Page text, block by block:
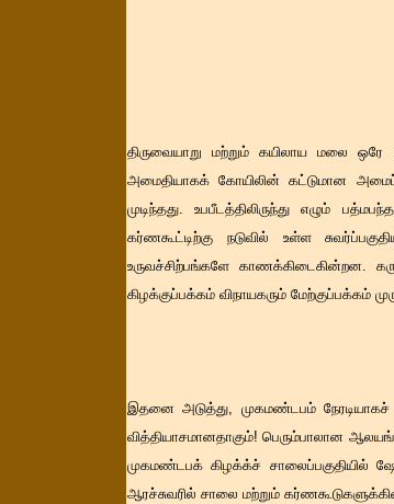
திருவையாறு மற்றும் கயிலாய மலை ஒரே
அமைதியாகக் கோயிலின் கட்டுமான
முடிந்தது. உபபீடத்திலிருந்து எழும்
கர்ணகூட்டிற்கு நடுவில் உள்ள
உருவச்சிற்பங்களே காணக்கிடைகின்றன.
கிழக்குப்பக்கம் விநாயகரும் மேற்குப்பக்கம்
இதனை அடுத்து, முகமண்டபம்
வித்தியாசமானதாகும்! பெரும்பாலான
முகமண்டபக் கிழக்க்ச் சாலைப்பகுதியில்
ஆரச்சுவரில் சாலை மற்றும்